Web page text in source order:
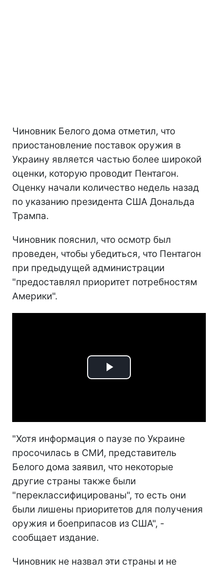
Чиновник Белого дома отметил, что
приостановление поставок оружия в
Украину является частью более широкой
оценки, которую проводит Пентагон.
Оценку начали количество недель назад
по указанию президента США Дональда
Трампа.
Чиновник пояснил, что осмотр был
проведен, чтобы убедиться, что Пентагон
при предыдущей администрации
"предоставлял приоритет потребностям
Америки".
Play
"Хотя информация о паузе по Украине
просочилась в СМИ, представитель
Белого дома заявил, что некоторые
другие страны также были
"переклассифицированы", то есть они
были лишены приоритетов для получения
оружия и боеприпасов из США", -
сообщает издание.
Чиновник не назвал эти страны и не